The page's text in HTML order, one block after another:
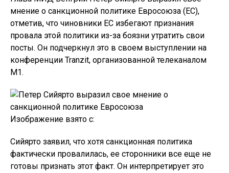
мнение о санкционной политике Евросоюза (ЕС),
отметив, что чиновники ЕС избегают признания
провала этой политики из-за боязни утратить свои
посты. Он подчеркнул это в своем выступлении на
конференции Tranzit, организованной телеканалом
М1.
Изображение взято с:
Сийярто заявил, что хотя санкционная политика
фактически провалилась, ее сторонники все еще не
готовы признать этот факт. Он интерпретирует это